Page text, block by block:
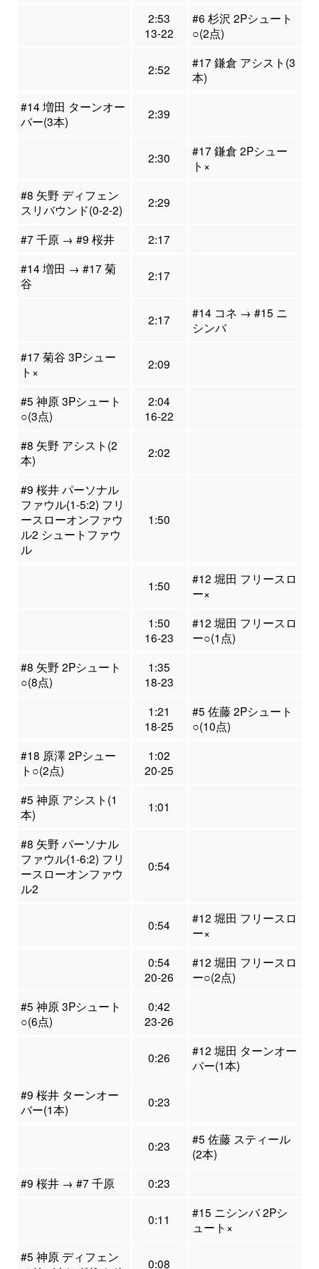
2:53
13-22
#6 杉沢 2Pシュート
○(2点)
2:52
#17 鎌倉 アシスト(3
本)
#14 増田 ターンオー
バー(3本)
2:39
2:30
#17 鎌倉 2Pシュー
ト×
#8 矢野 ディフェン
スリバウンド(0-2-2)
2:29
#7 千原 → #9 桜井
2:17
#14 増田 → #17 菊
谷
2:17
2:17
#14 コネ → #15 ニ
シンバ
#17 菊谷 3Pシュー
ト×
2:09
#5 神原 3Pシュート
○(3点)
2:04
16-22
#8 矢野 アシスト(2
本)
2:02
#9 桜井 パーソナル
ファウル(1-5:2) フリ
ースローオンファウ
ル2 シュートファウ
ル
1:50
1:50
#12 堀田 フリースロ
ー×
1:50
16-23
#12 堀田 フリースロ
ー○(1点)
#8 矢野 2Pシュート
○(8点)
1:35
18-23
1:21
18-25
#5 佐藤 2Pシュート
○(10点)
#18 原澤 2Pシュー
ト○(2点)
1:02
20-25
#5 神原 アシスト(1
本)
1:01
#8 矢野 パーソナル
ファウル(1-6:2) フリ
ースローオンファウ
ル2
0:54
0:54
#12 堀田 フリースロ
ー×
0:54
20-26
#12 堀田 フリースロ
ー○(2点)
#5 神原 3Pシュート
○(6点)
0:42
23-26
0:26
#12 堀田 ターンオー
バー(1本)
#9 桜井 ターンオー
バー(1本)
0:23
0:23
#5 佐藤 スティール
(2本)
#9 桜井 → #7 千原
0:23
0:11
#15 ニシンバ 2Pシ
ュート×
#5 神原 ディフェン
0:08